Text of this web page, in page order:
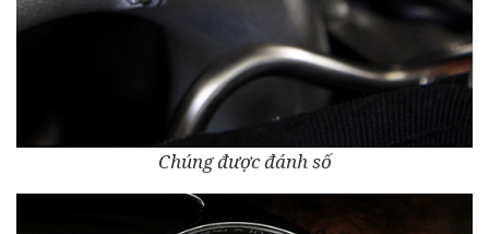
Chúng được đánh số